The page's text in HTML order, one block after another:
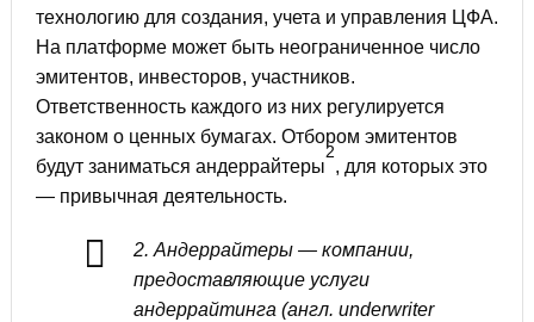
технологию для создания, учета и управления ЦФА.
На платформе может быть неограниченное число
эмитентов, инвесторов, участников.
Ответственность каждого из них регулируется
законом о ценных бумагах. Отбором эмитентов
будут заниматься андеррайтеры
2
, для которых это
— привычная деятельность.
2. Андеррайтеры — компании,
предоставляющие услуги
андеррайтинга (англ. underwriter